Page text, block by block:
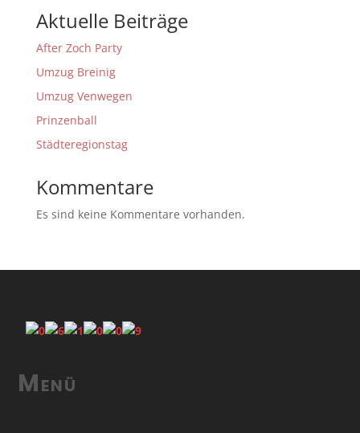
Aktuelle Beiträge
After Zoch Party
Umzug Breinig
Umzug Venwegen
Prinzenball
Städteregionstag
Kommentare
Es sind keine Kommentare vorhanden.
Menü